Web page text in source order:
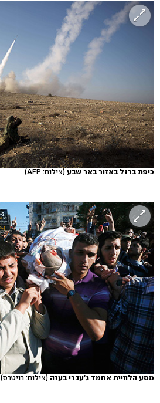
כיפת ברזל באזור באר שבע (צילום: AFP)
מסע הלוויית אחמד ג'עברי בעזה (צילום: רויטרס)